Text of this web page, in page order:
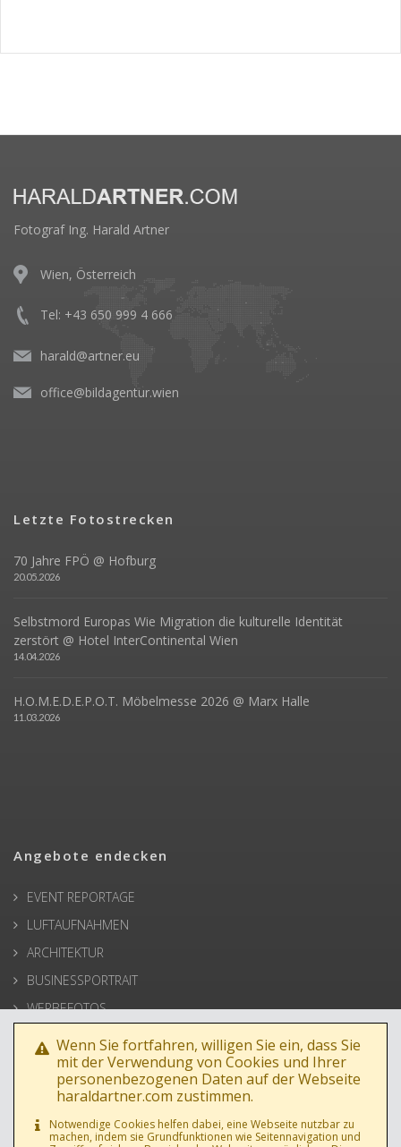
Fotograf Ing. Harald Artner
Wien, Österreich
Tel: +43 650 999 4 666
harald@artner.eu
office@bildagentur.wien
Letzte Fotostrecken
70 Jahre FPÖ @ Hofburg
20.05.2026
Selbstmord Europas Wie Migration die kulturelle Identität
zerstört @ Hotel InterContinental Wien
14.04.2026
H.O.M.E.D.E.P.O.T. Möbelmesse 2026 @ Marx Halle
11.03.2026
Angebote endecken
EVENT REPORTAGE
LUFTAUFNAHMEN
ARCHITEKTUR
BUSINESSPORTRAIT
WERBEFOTOS
HOCHZEIT
PRESSE
Wenn Sie fortfahren, willigen Sie ein, dass Sie
mit der Verwendung von Cookies und Ihrer
personenbezogenen Daten auf der Webseite
haraldartner.com zustimmen.
Notwendige Cookies helfen dabei, eine Webseite nutzbar zu
machen, indem sie Grundfunktionen wie Seitennavigation und